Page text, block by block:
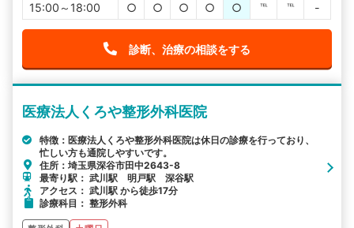
15:00～18:00
○ ○ ○ ○ ○ ℡ ℡ -
診断、治療の相談をする
医療法人くろや整形外科医院
特徴：医療法人くろや整形外科医院は休日の診療を行っており、
忙しい方も通院しやすいです。
住所：埼玉県深谷市田中2643-8
最寄り駅： 武川駅 明戸駅 深谷駅
アクセス： 武川駅 から徒歩17分
診療科目： 整形外科